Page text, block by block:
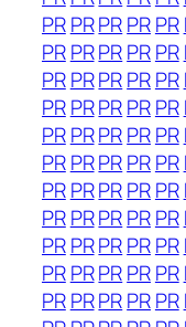
PRPRPRPRPR
PRPRPRPRPR
PRPRPRPRPR
PRPRPRPRPR
PRPRPRPRPR
PRPRPRPRPR
PRPRPRPRPR
PRPRPRPRPR
PRPRPRPRPR
PRPRPRPRPR
PRPRPRPRPR